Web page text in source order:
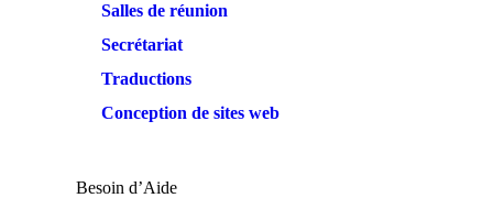
Salles de réunion
Secrétariat
Traductions
Conception de sites web
Besoin d’Aide